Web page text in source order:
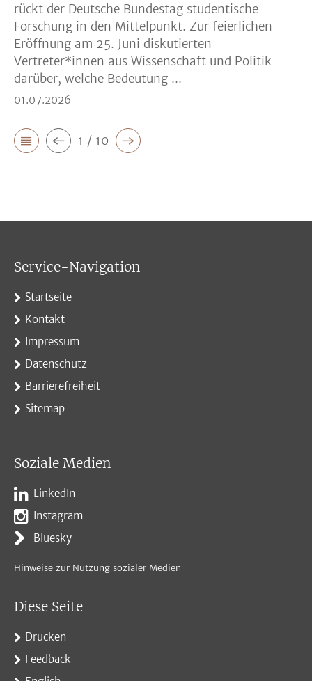
rückt der Deutsche Bundestag studentische
Forschung in den Mittelpunkt. Zur feierlichen
Eröffnung am 25. Juni diskutierten
Vertreter*innen aus Wissenschaft und Politik
darüber, welche Bedeutung ...
01.07.2026
1 / 10
Service-Navigation
Startseite
Kontakt
Impressum
Datenschutz
Barrierefreiheit
Sitemap
Soziale Medien
LinkedIn
Instagram
Bluesky
Hinweise zur Nutzung sozialer Medien
Diese Seite
Drucken
Feedback